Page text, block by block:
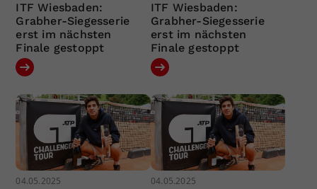
ITF Wiesbaden:
Grabher-Siegesserie
erst im nächsten
Finale gestoppt
ITF Wiesbaden:
Grabher-Siegesserie
erst im nächsten
Finale gestoppt
04.05.2025 04.05.2025